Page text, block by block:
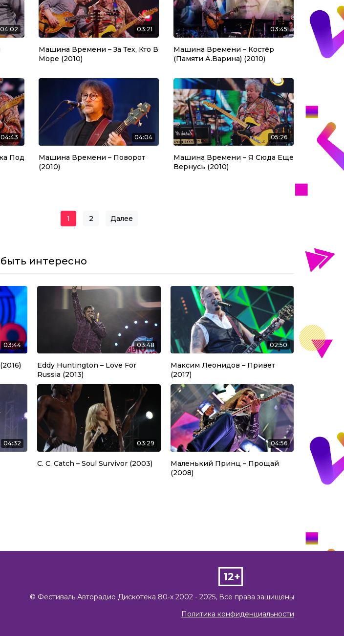
04:02 03:21
Машина Времени – За Тех, Кто В
Море (2010)
03:45
Машина Времени – Костёр
(Памяти А.Варина) (2010)
04:43
Под
04:04
Машина Времени – Поворот
(2010)
05:26
Машина Времени – Я Сюда Ещё
Вернусь (2010)
Навигация по записям
1 2 Далее
интересно
03:44 03:48
Eddy Huntington – Love For
Russia (2013)
02:50
Максим Леонидов – Привет
(2017)
04:32 03:29
C. C. Catch – Soul Survivor (2003)
04:56
Маленький Принц – Прощай
(2008)
12+
©️ Фестиваль Авторадио Дискотека 80-х 2002 - 2025, Все права защищены
Политика конфиденциальности